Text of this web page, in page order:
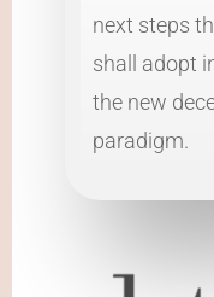
next steps
shall adopt
the new
paradigm.